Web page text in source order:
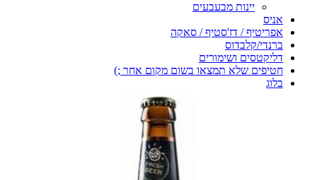
יינות מבעבעים
אניס
אפריטיף / דז'סטיף / סאקה
ברנדי/קלבדוס
דליקטסים ושימורים
חטיפים שלא תמצאו בשום מקום אחר ;)
בלוג